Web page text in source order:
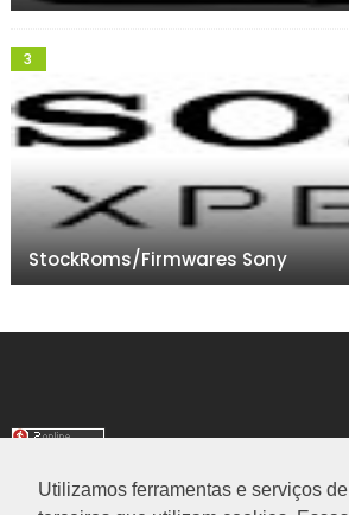
Utilizamos ferramentas e serviços de
StockRoms/Firmwares Sony
TRANSLATE